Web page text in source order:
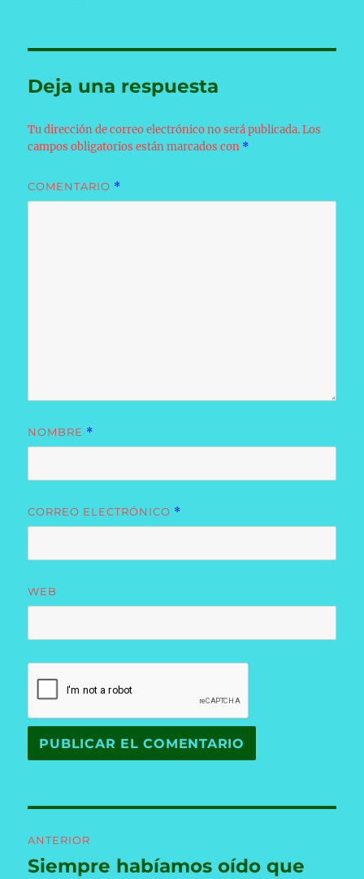
Deja una respuesta
Tu dirección de correo electrónico no será publicada. Los
campos obligatorios están marcados con *
COMENTARIO *
NOMBRE *
CORREO ELECTRÓNICO *
WEB
de
ANTERIOR
Entrada
Siempre habíamos oído que